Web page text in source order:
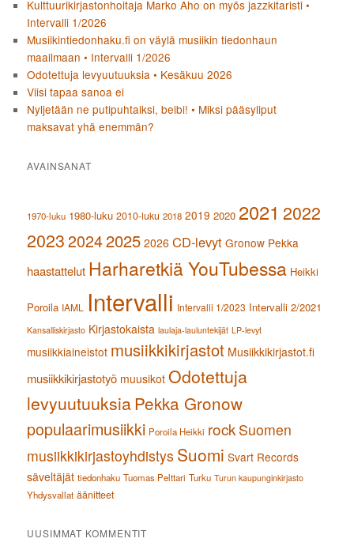
Kulttuurikirjastonhoitaja Marko Aho on myös jazzkitaristi •
Intervalli 1/2026
Musiikintiedonhaku.fi on väylä musiikin tiedonhaun
maailmaan • Intervalli 1/2026
Odotettuja levyuutuuksia • Kesäkuu 2026
Viisi tapaa sanoa ei
Nyljetään ne putipuhtaiksi, beibi! • Miksi pääsyliput
maksavat yhä enemmän?
AVAINSANAT
1970-luku 1980-luku 2010-luku 2018 2019 2020 2021 2022
202320242025 2026 CD-levyt Gronow Pekka
haastattelut Harharetkiä YouTubessa Heikki
Poroila IAML Intervalli Intervalli 1/2023 Intervalli 2/2021
Kansalliskirjasto Kirjastokaista laulaja-lauluntekijät LP-levyt
musiikkiaineistot musiikkikirjastot Musiikkikirjastot.fi
musiikkikirjastotyö muusikot Odotettuja
levyuutuuksiaPekka Gronow
populaarimusiikki Poroila Heikki rock Suomen
musiikkikirjastoyhdistys Suomi Svart Records
säveltäjät tiedonhaku Tuomas Pelttari Turku Turun kaupunginkirjasto
Yhdysvallat äänitteet
UUSIMMAT KOMMENTIT